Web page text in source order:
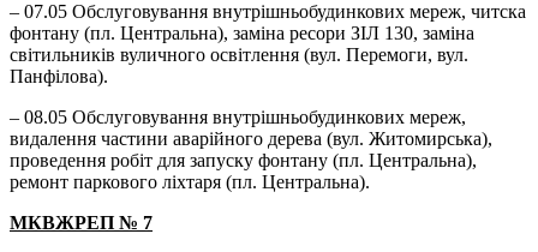
– 07.05 Обслуговування внутрішньобудинкових мереж, читска
фонтану (пл. Центральна), заміна ресори ЗІЛ 130, заміна
світильників вуличного освітлення (вул. Перемоги, вул.
Панфілова).
– 08.05 Обслуговування внутрішньобудинкових мереж,
видалення частини аварійного дерева (вул. Житомирська),
проведення робіт для запуску фонтану (пл. Центральна),
ремонт паркового ліхтаря (пл. Центральна).
МКВЖРЕП № 7